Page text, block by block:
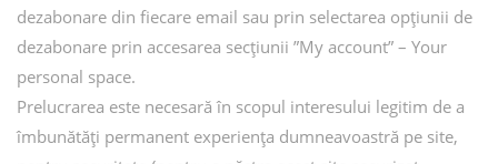
dezabonare din fiecare email sau prin selectarea opțiunii de
dezabonare prin accesarea secțiunii ”My account” – Your
personal space.
Prelucrarea este necesară în scopul interesului legitim de a
îmbunătăți permanent experiența dumneavoastră pe site,